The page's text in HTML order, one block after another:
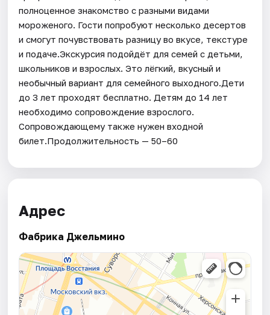
полноценное знакомство с разными видами
мороженого. Гости попробуют несколько десертов
и смогут почувствовать разницу во вкусе, текстуре
и подаче.Экскурсия подойдёт для семей с детьми,
школьников и взрослых. Это лёгкий, вкусный и
необычный вариант для семейного выходного.Дети
до 3 лет проходят бесплатно. Детям до 14 лет
необходимо сопровождение взрослого.
Сопровождающему также нужен входной
билет.Продолжительность — 50–60
Адрес
Фабрика Джельмино